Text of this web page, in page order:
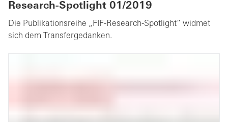
Research-Spotlight 01/2019
Die Publikationsreihe „FIF-Research-Spotlight“ widmet
sich dem Transfergedanken.